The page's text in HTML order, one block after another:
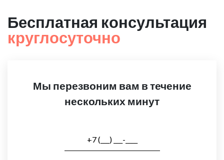
Бесплатная консультация
круглосуточно
Мы перезвоним вам в течение
нескольких минут